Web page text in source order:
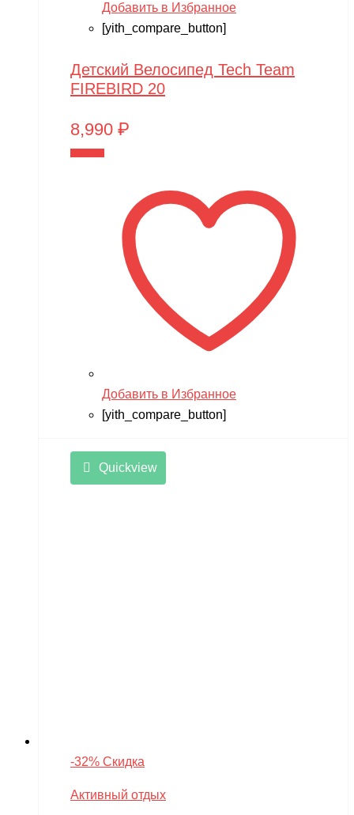
Добавить в Избранное
[yith_compare_button]
Детский Велосипед Tech Team
FIREBIRD 20
8,990 ₽
Добавить в Избранное
[yith_compare_button]
Quickview
-32% Скидка
Активный отдых